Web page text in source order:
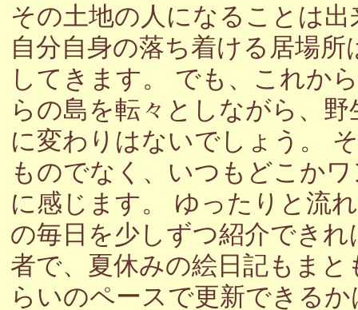
その土地の人になることは
自分自身の落ち着ける居場
してきます。 でも、これか
らの島を転々としながら、
に変わりはないでしょう。
ものでなく、いつもどこか
に感じます。 ゆったりと流
の毎日を少しずつ紹介でき
者で、夏休みの絵日記もま
らいのペースで更新できる